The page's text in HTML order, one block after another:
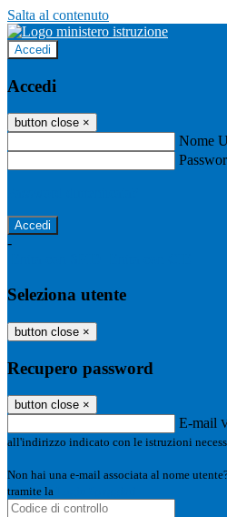
Salta al contenuto
Accedi
Accedi
button close ×
Nome
-
Seleziona utente
button close ×
Recupero password
button close ×
E-mail
all'indirizzo indicato con le istruzioni
Non hai una e-mail associata al nome
tramite la